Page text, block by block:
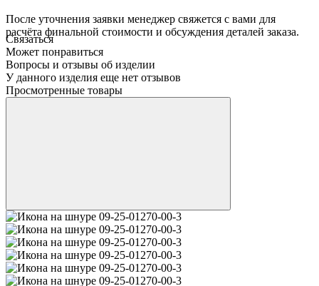
После уточнения заявки менеджер свяжется с вами для
расчёта финальной стоимости и обсуждения деталей заказа.
Связаться
Может понравиться
Вопросы и отзывы об изделии
У данного изделия еще нет отзывов
Просмотренные товары